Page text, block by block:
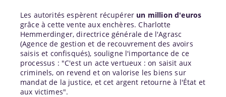
Les autorités espèrent récupérer un million d'euros
grâce à cette vente aux enchères. Charlotte
Hemmerdinger, directrice générale de l'Agrasc
(Agence de gestion et de recouvrement des avoirs
saisis et confisqués), souligne l'importance de ce
processus : "C'est un acte vertueux : on saisit aux
criminels, on revend et on valorise les biens sur
mandat de la justice, et cet argent retourne à l'État et
aux victimes".